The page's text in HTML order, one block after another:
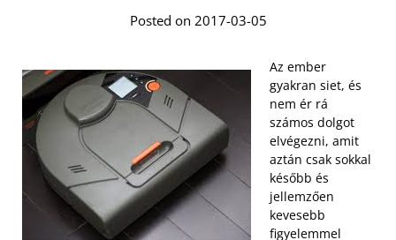
Posted on 2017-03-05
Az ember
gyakran siet, és
nem ér rá
számos dolgot
elvégezni, amit
aztán csak sokkal
később és
jellemzően
kevesebb
figyelemmel